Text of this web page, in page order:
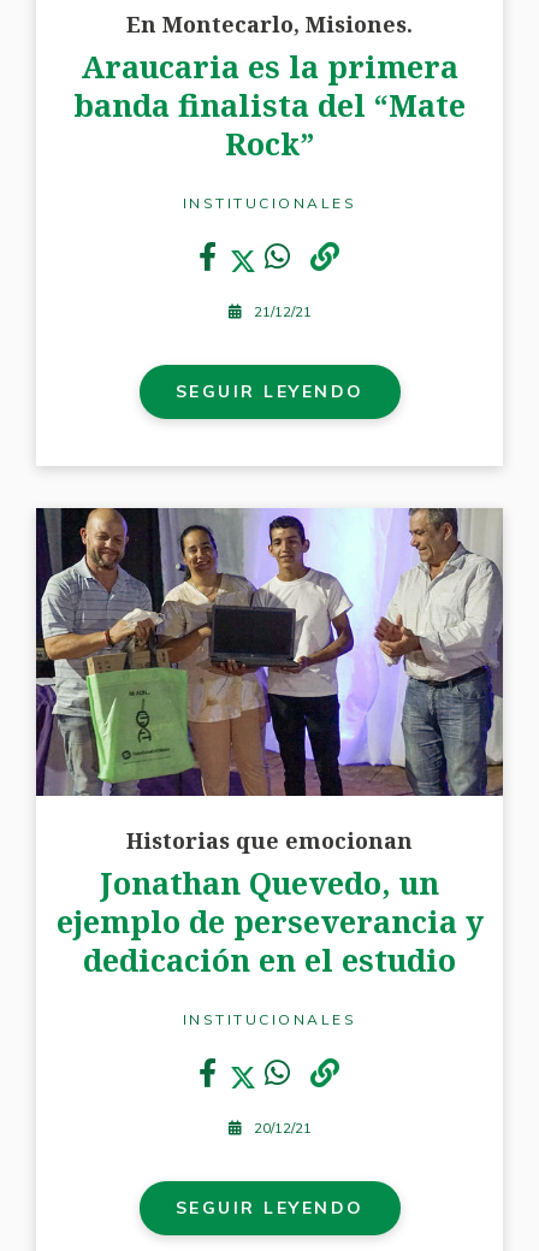
En Montecarlo, Misiones.
Araucaria es la primera
banda finalista del “Mate
Rock”
INSTITUCIONALES
21/12/21
SEGUIR LEYENDO
Historias que emocionan
Jonathan Quevedo, un
ejemplo de perseverancia y
dedicación en el estudio
INSTITUCIONALES
20/12/21
SEGUIR LEYENDO